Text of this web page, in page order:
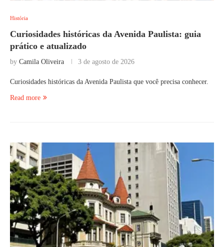
História
Curiosidades históricas da Avenida Paulista: guia
prático e atualizado
by Camila Oliveira 3 de agosto de 2026
Curiosidades históricas da Avenida Paulista que você precisa conhecer.
Read more